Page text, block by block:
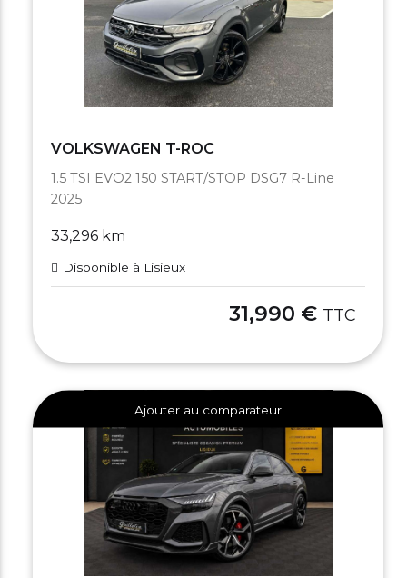
VOLKSWAGEN T-ROC
1.5 TSI EVO2 150 START/STOP DSG7 R-Line
2025
33,296 km
Disponible à Lisieux
31,990 € TTC
Ajouter au comparateur